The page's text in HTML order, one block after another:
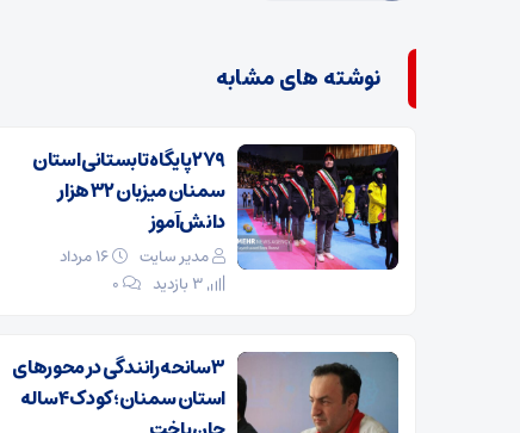
نوشته های مشابه
۲۷۹ پایگاه تابستانی استان
سمنان میزبان ۳۲ هزار
دانش‌آموز
مدیر سایت
۰
۳ سانحه رانندگی در محورهای
استان سمنان؛ کودک ۴ ساله